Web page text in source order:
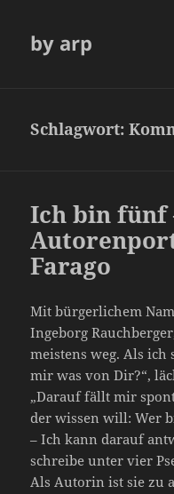
by arp
Schlagwort:
Ich bin fünf
Farago
Mit bürgerlichem
Ingeborg
meistens weg. Als ich
mir was von Dir?“,
„Darauf fällt mir
der wissen will: Wer
– Ich kann darauf
schreibe unter vier
Als Autorin ist sie zu